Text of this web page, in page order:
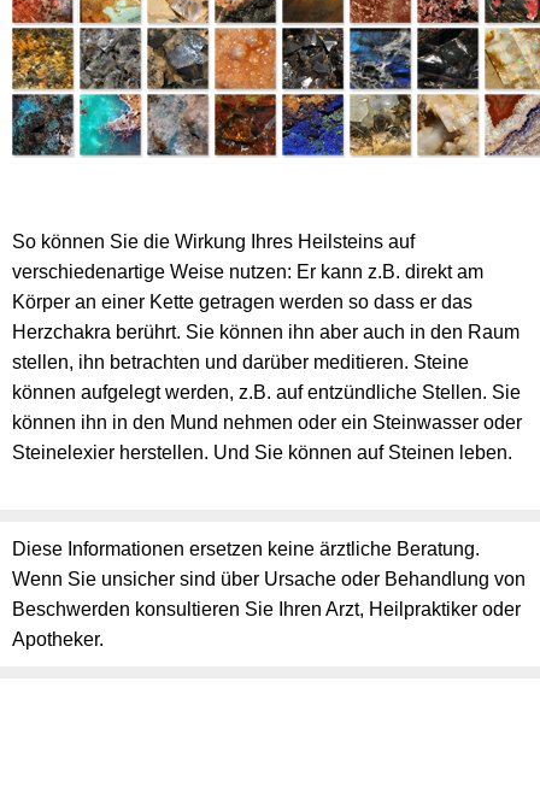
So können Sie die Wirkung Ihres Heilsteins auf
verschiedenartige Weise nutzen: Er kann z.B. direkt am
Körper an einer Kette getragen werden so dass er das
Herzchakra berührt. Sie können ihn aber auch in den Raum
stellen, ihn betrachten und darüber meditieren. Steine
können aufgelegt werden, z.B. auf entzündliche Stellen. Sie
können ihn in den Mund nehmen oder ein Steinwasser oder
Steinelexier herstellen. Und Sie können auf Steinen leben.
Diese Informationen ersetzen keine ärztliche Beratung.
Wenn Sie unsicher sind über Ursache oder Behandlung von
Beschwerden konsultieren Sie Ihren Arzt, Heilpraktiker oder
Apotheker.